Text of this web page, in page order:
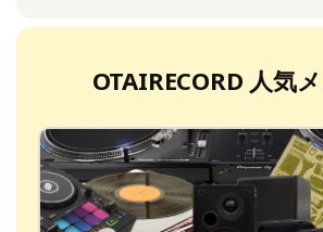
OTAIRECORD 人気